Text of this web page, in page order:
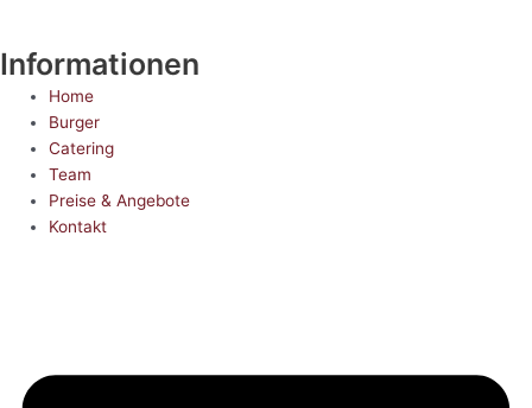
Informationen
Home
Burger
Catering
Team
Preise & Angebote
Kontakt